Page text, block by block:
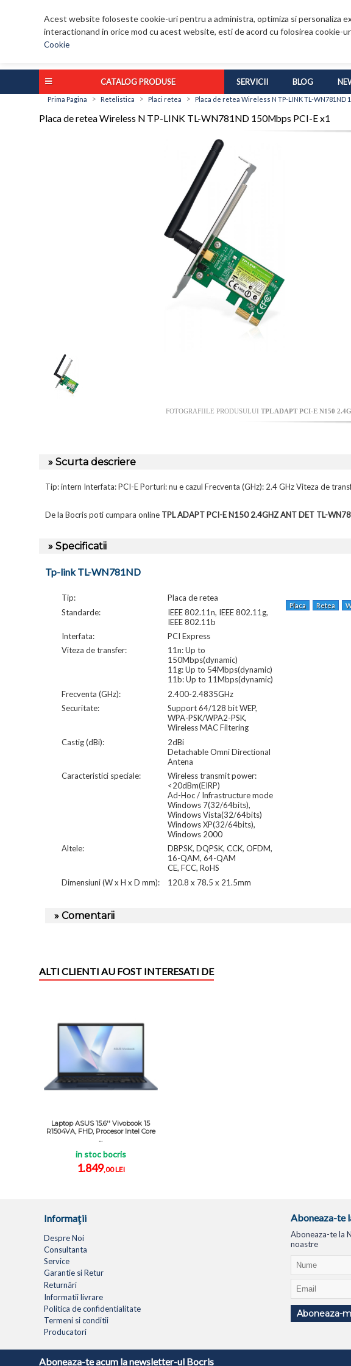
Acest website foloseste cookie-uri pentru a administra, optimiza si personaliza
interactionand in orice mod cu acest website, esti de acord cu folosirea cookie-
Cookie
Aboneaza-te acum la newsletter-ul Bocris
CATALOG PRODUSE SERVICII BLOG
Prima Pagina > Retelistica > Placi retea > Placa de retea Wireless N TP-LINK TL-WN781ND
Placa de retea Wireless N TP-LINK TL-WN781ND 150Mbps PCI-E x1
FOTOGRAFIILE PRODUSULUI TPL ADAPT PCI-E N150
» Scurta descriere
Tip: intern Interfata: PCI-E Porturi: nu e cazul Frecventa (GHz): 2.4 GHz Viteza de
De la Bocris poti cumpara online TPL ADAPT PCI-E N150 2.4GHZ ANT DET TL-
» Specificatii
Tp-link TL-WN781ND
Tip:
Placa de retea
Standarde:
IEEE 802.11n, IEEE 802.11g,
IEEE 802.11b
Interfata:
PCI Express
Viteza de transfer:
11n: Up to
150Mbps(dynamic)
11g: Up to 54Mbps(dynamic)
11b: Up to 11Mbps(dynamic)
Frecventa (GHz):
2.400-2.4835GHz
Securitate:
Support 64/128 bit WEP,
WPA-PSK/WPA2-PSK,
Wireless MAC Filtering
Castig (dBi):
2dBi
Detachable Omni Directional
Antena
Caracteristici speciale:
Wireless transmit power:
<20dBm(EIRP)
Ad-Hoc / Infrastructure mode
Windows 7(32/64bits),
Windows Vista(32/64bits)
Windows XP(32/64bits),
Windows 2000
Altele:
DBPSK, DQPSK, CCK, OFDM,
16-QAM, 64-QAM
CE, FCC, RoHS
Dimensiuni (W x H x D mm):
120.8 x 78.5 x 21.5mm
Placa Retea
» Comentarii
ALTI CLIENTI AU FOST INTERESATI DE
Laptop ASUS 15.6'' Vivobook 15
R1504VA, FHD, Procesor Intel Core
...
in stoc bocris
1.849,00 LEI
Informaţii
Despre Noi
Consultanta
Service
Garantie si Retur
Returnări
Informatii livrare
Politica de confidentialitate
Termeni si conditii
Producatori
Aboneaza-te
Aboneaza-te la
noastre
Aboneaza-